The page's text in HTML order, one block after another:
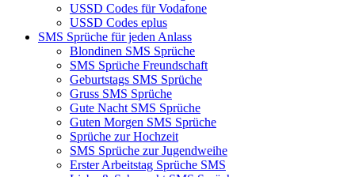
USSD Codes für Vodafone
USSD Codes eplus
SMS Sprüche für jeden Anlass
Blondinen SMS Sprüche
SMS Sprüche Freundschaft
Geburtstags SMS Sprüche
Gruss SMS Sprüche
Gute Nacht SMS Sprüche
Guten Morgen SMS Sprüche
Sprüche zur Hochzeit
SMS Sprüche zur Jugendweihe
Erster Arbeitstag Sprüche SMS